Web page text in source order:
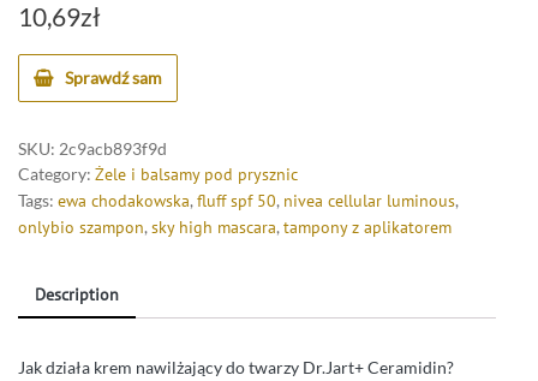
10,69zł
Sprawdź sam
SKU: 2c9acb893f9d
Category: Żele i balsamy pod prysznic
Tags: ewa chodakowska,fluff spf 50, nivea cellular luminous,
onlybio szampon,sky high mascara,tampony z aplikatorem
Description
Jak działa krem nawilżający do twarzy Dr.Jart+ Ceramidin?